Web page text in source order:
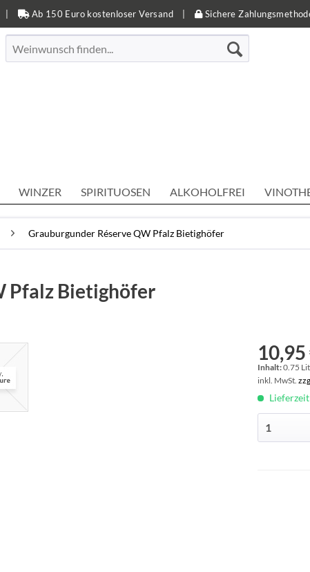
Ab 150 Euro kostenloser Versand Sichere
WINZER SPIRITUOSEN ALKOHOLFREI
Grauburgunder Réserve QW Pfalz Bietighöfer
Pfalz Bietighöfer
10,95
Inhalt:0.75
inkl. MwSt.